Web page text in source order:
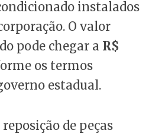
instalados
O valor
pode chegar a R$
os termos
estadual.
de peças